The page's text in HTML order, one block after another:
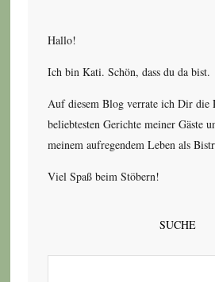
Hallo!
Ich bin Kati. Schön, dass du da bist.
Auf diesem Blog verrate ich Dir die
beliebtesten Gerichte meiner Gäste
meinem aufregendem Leben als
Viel Spaß beim Stöbern!
SUCHE